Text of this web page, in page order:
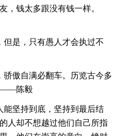
，钱太多跟没有钱一样。
但是，只有愚人才会执过不
骄傲自满必翻车。历览古今多
——陈毅
能坚持到底，坚持到最后结
人却不想越过他们自己所指